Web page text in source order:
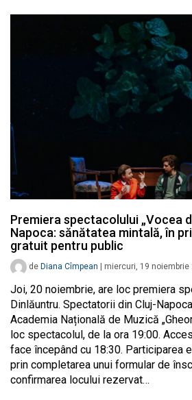
Premiera spectacolului „Vocea
Napoca: sănătatea mintală, în
gratuit pentru public
de Diana Cîmpean miercuri, 19 noiembrie
Joi, 20 noiembrie, are loc premiera
Dinlăuntru. Spectatorii din Cluj-
Academia Națională de Muzică
loc spectacolul, de la ora 19:00.
face începând cu 18:30. Participarea
prin completarea unui formular de
confirmarea locului rezervat…